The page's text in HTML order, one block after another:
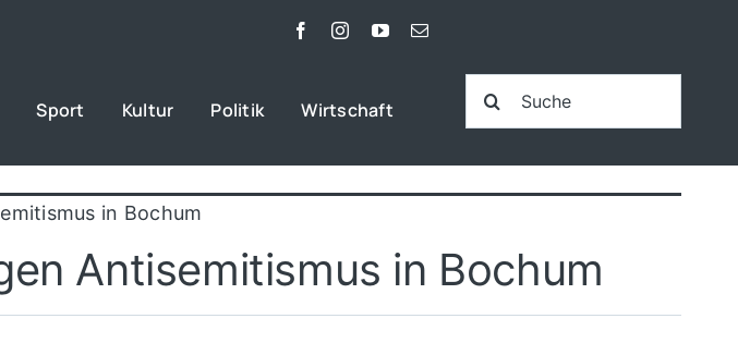
Sport Kultur Politik Wirtschaft
Suche
nach:
in Bochum
Antisemitismus in Bochum